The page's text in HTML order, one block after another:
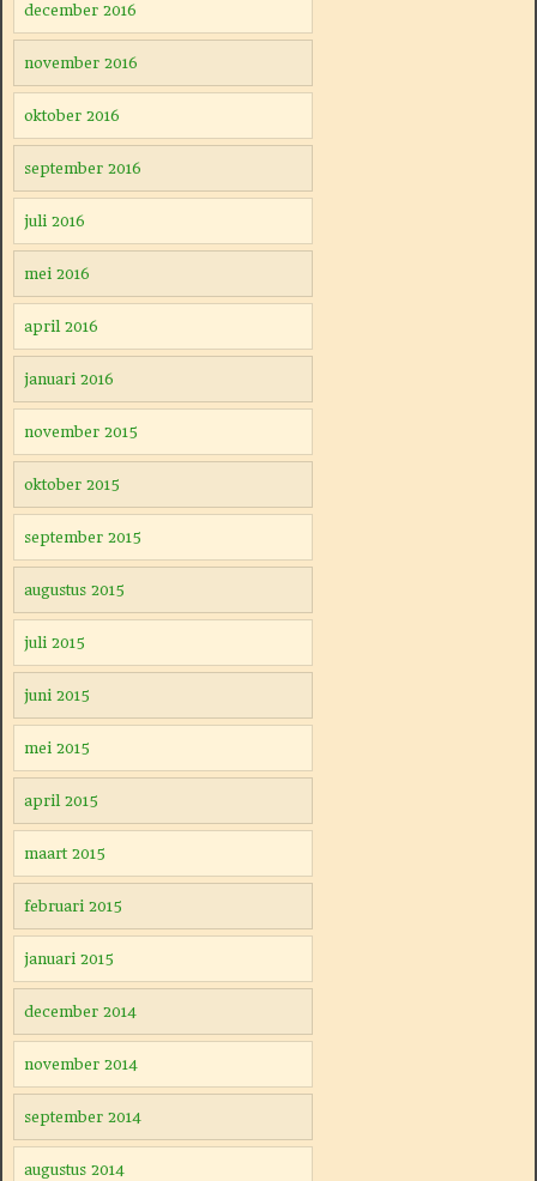
december 2016
november 2016
oktober 2016
september 2016
juli 2016
mei 2016
april 2016
januari 2016
november 2015
oktober 2015
september 2015
augustus 2015
juli 2015
juni 2015
mei 2015
april 2015
maart 2015
februari 2015
januari 2015
december 2014
november 2014
september 2014
augustus 2014